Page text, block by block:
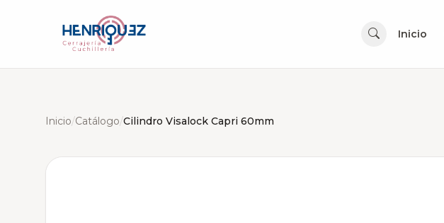
Inicio
Inicio/Catálogo/Cilindro Visalock Capri 60mm